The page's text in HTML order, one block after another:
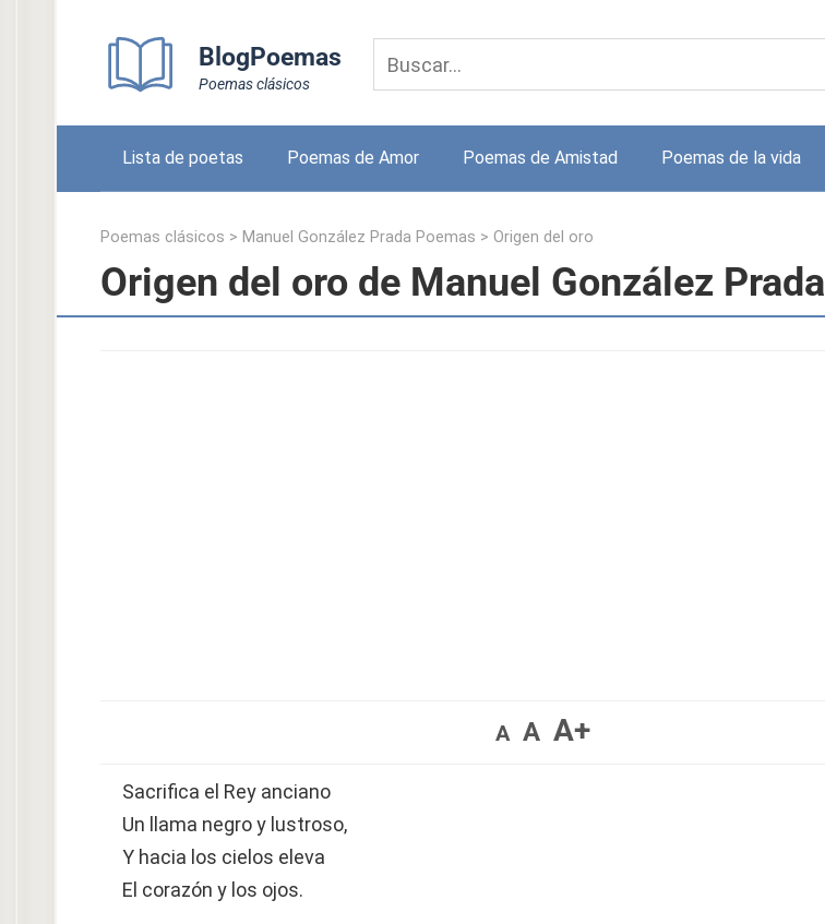
BlogPoemas
Poemas clásicos
Lista de poetas Poemas de Amor Poemas de Amistad Poemas de la vida
Poemas clásicos > Manuel González Prada Poemas > Origen del oro
Origen del oro de Manuel González Prada
A A A+
Sacrifica el Rey anciano
Un llama negro y lustroso,
Y hacia los cielos eleva
El corazón y los ojos.